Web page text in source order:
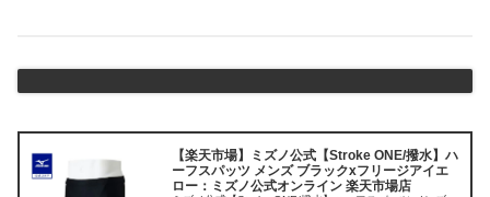
【楽天市場】ミズノ公式【Stroke ONE/撥水】ハ
ーフスパッツ メンズ ブラックxフリージアイエ
ロー：ミズノ公式オンライン 楽天市場店